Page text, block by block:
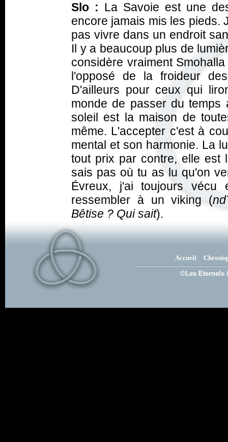
Slo : La Savoie est une
encore jamais mis les pieds.
pas vivre dans un endroit
Il y a beaucoup plus de
considère vraiment
l'opposé de la froideur
D'ailleurs pour ceux qui
monde de passer du
soleil est la maison de
même. L'accepter c'est à
mental et son harmonie. La
tout prix par contre, elle est
sais pas où tu as lu qu'on
Évreux, j'ai toujours
ressembler à un viking (
Bêtise ? Qui sait).
Accueil
©Les Eternels